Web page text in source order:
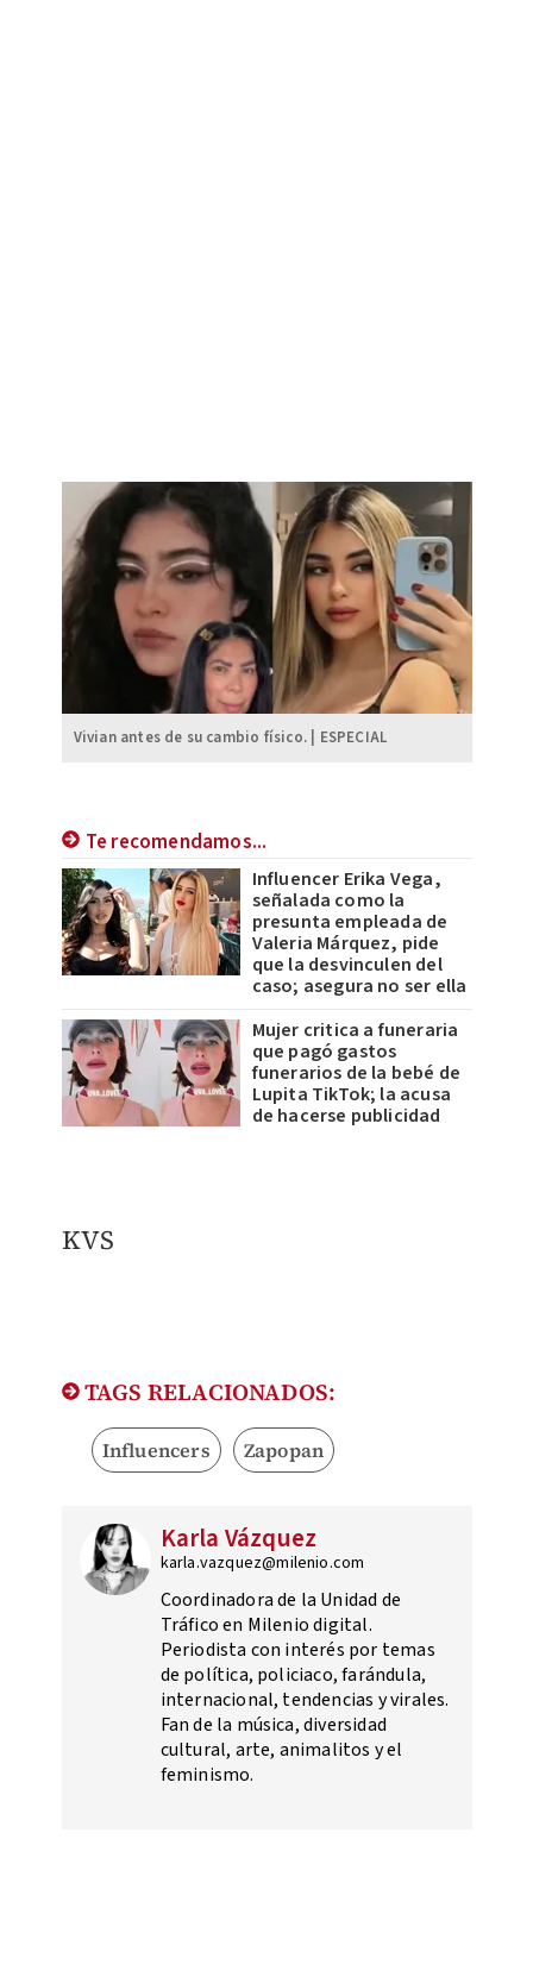
Vivian antes de su cambio físico. | ESPECIAL
Te recomendamos...
Influencer Erika Vega,
señalada como la
presunta empleada de
Valeria Márquez, pide
que la desvinculen del
caso; asegura no ser ella
Mujer critica a funeraria
que pagó gastos
funerarios de la bebé de
Lupita TikTok; la acusa
de hacerse publicidad
KVS
TAGS RELACIONADOS:
Influencers Zapopan
Karla Vázquez
karla.vazquez@milenio.com
Coordinadora de la Unidad de
Tráfico en Milenio digital.
Periodista con interés por temas
de política, policiaco, farándula,
internacional, tendencias y virales.
Fan de la música, diversidad
cultural, arte, animalitos y el
feminismo.